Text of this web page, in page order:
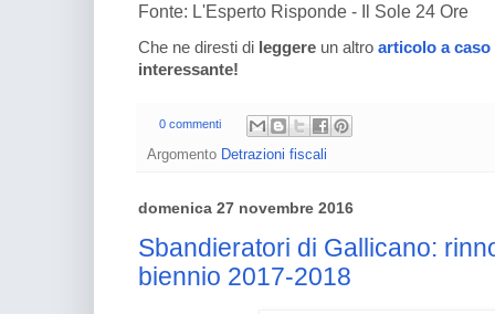
Fonte: L'Esperto Risponde - Il Sole 24 Ore
Che ne diresti di leggere un altro articolo a caso
interessante!
0 commenti
Argomento Detrazioni fiscali
domenica 27 novembre 2016
Sbandieratori di Gallicano:
biennio 2017-2018